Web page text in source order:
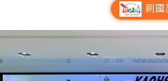
刷國